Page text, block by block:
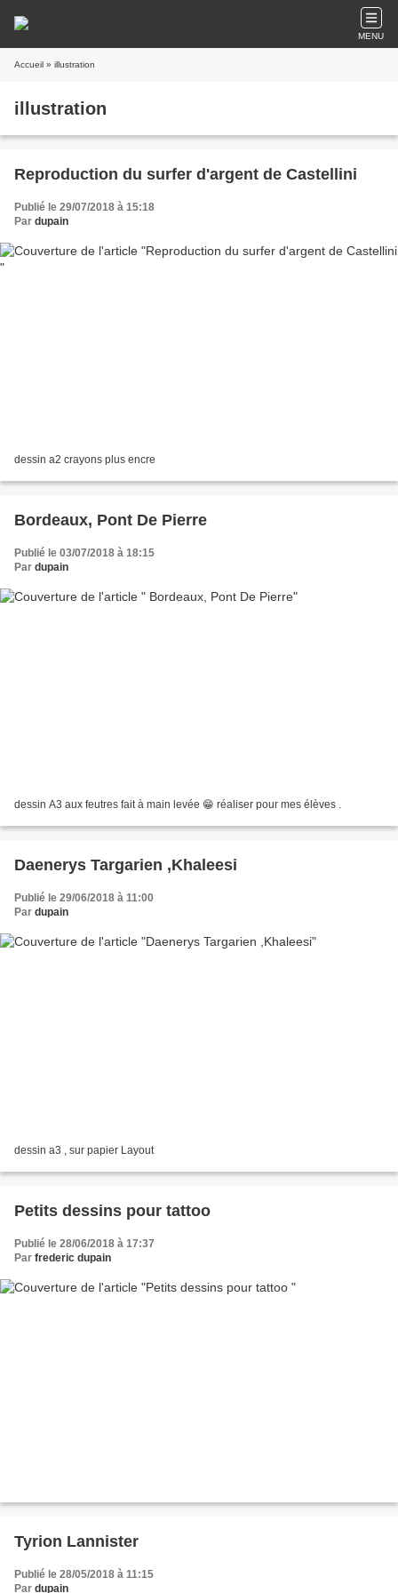
MENU
Accueil » illustration
illustration
Reproduction du surfer d'argent de Castellini
Publié le 29/07/2018 à 15:18
Par dupain
dessin a2 crayons plus encre
Bordeaux, Pont De Pierre
Publié le 03/07/2018 à 18:15
Par dupain
dessin A3 aux feutres fait à main levée 😁 réaliser pour mes élèves .
Daenerys Targarien ,Khaleesi
Publié le 29/06/2018 à 11:00
Par dupain
dessin a3 , sur papier Layout
Petits dessins pour tattoo
Publié le 28/06/2018 à 17:37
Par frederic dupain
Tyrion Lannister
Publié le 28/05/2018 à 11:15
Par dupain